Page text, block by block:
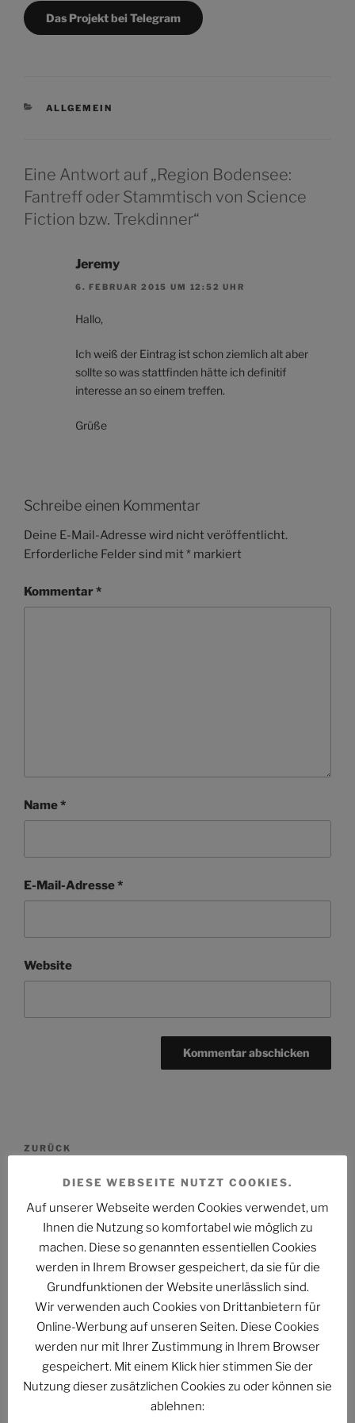
Das Projekt bei Telegram
KATEGORIEN
ALLGEMEIN
Eine Antwort auf „Region Bodensee:
Fantreff oder Stammtisch von Science
Fiction bzw. Trekdinner“
Jeremy
6. FEBRUAR 2015 UM 12:52 UHR
Hallo,
Ich weiß der Eintrag ist schon ziemlich alt aber
sollte so was stattfinden hätte ich definitif
interesse an so einem treffen.
Grüße
Schreibe einen Kommentar
Deine E-Mail-Adresse wird nicht veröffentlicht.
Erforderliche Felder sind mit* markiert
Kommentar*
Name*
E-Mail-Adresse*
Website
Beitragsnavigation
Vorheriger
ZURÜCK
Nächster
Beitrag
WEITER
Tag-und-Nacht-Gleiche des Herbstes
Folge uns im Fediverse
DIESE WEBSEITE NUTZT COOKIES.
Auf unserer Webseite werden Cookies verwendet, um
Ihnen die Nutzung so komfortabel wie möglich zu
machen. Diese so genannten essentiellen Cookies
werden in Ihrem Browser gespeichert, da sie für die
Grundfunktionen der Website unerlässlich sind.
Wir verwenden auch Cookies von Drittanbietern für
Online-Werbung auf unseren Seiten. Diese Cookies
werden nur mit Ihrer Zustimmung in Ihrem Browser
gespeichert. Mit einem Klick hier stimmen Sie der
Nutzung dieser zusätzlichen Cookies zu oder können sie
ablehnen: